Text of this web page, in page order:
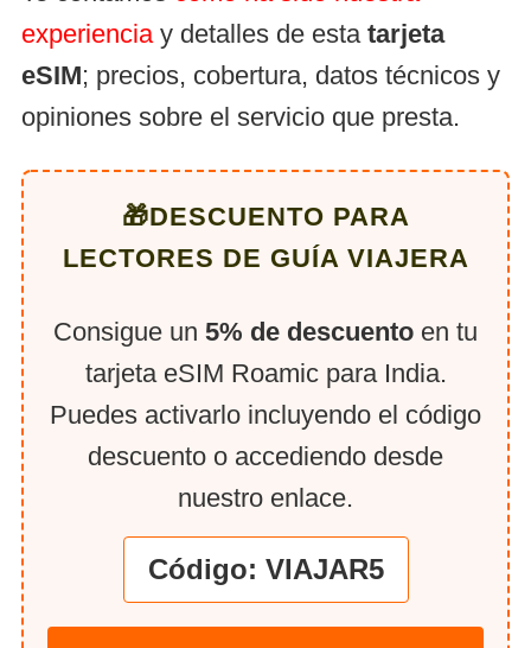
experienciay detalles de esta tarjeta
eSIM; precios, cobertura, datos técnicos y
opiniones sobre el servicio que presta.
🎁DESCUENTO PARA
LECTORES DE GUÍA VIAJERA
Consigue un 5% de descuento en tu
tarjeta eSIM Roamic para India.
Puedes activarlo incluyendo el código
descuento o accediendo desde
nuestro enlace.
Código: VIAJAR5